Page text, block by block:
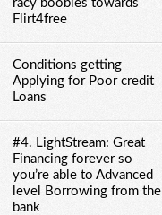
racy boobies towards
Flirt4free
Conditions getting
Applying for Poor credit
Loans
#4. LightStream: Great
Financing forever so
you’re able to Advanced
level Borrowing from the
bank